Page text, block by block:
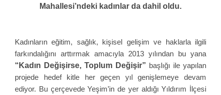
Mahallesi’ndeki kadınlar da dahil oldu.
Kadınların eğitim, sağlık, kişisel gelişim ve haklarla ilgili
farkındalığını arttırmak amacıyla 2013 yılından bu yana
“Kadın Değişirse, Toplum Değişir” başlığı ile yapılan
projede hedef kitle her geçen yıl genişlemeye devam
ediyor. Bu çerçevede Yeşim’in de yer aldığı Yıldırım İlçesi